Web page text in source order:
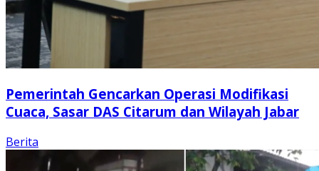
Pemerintah Gencarkan Operasi Modifikasi
Cuaca, Sasar DAS Citarum dan Wilayah Jabar
Berita